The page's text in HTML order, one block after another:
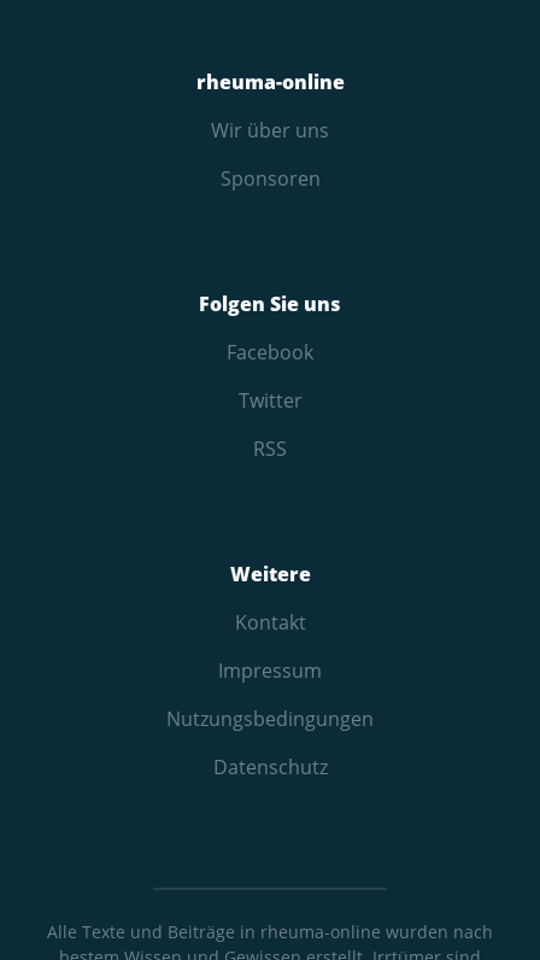
rheuma-online
Wir über uns
Sponsoren
Folgen Sie uns
Facebook
Twitter
RSS
Weitere
Kontakt
Impressum
Nutzungs­bedingungen
Datenschutz
Alle Texte und Beiträge in rheuma-online wurden nach